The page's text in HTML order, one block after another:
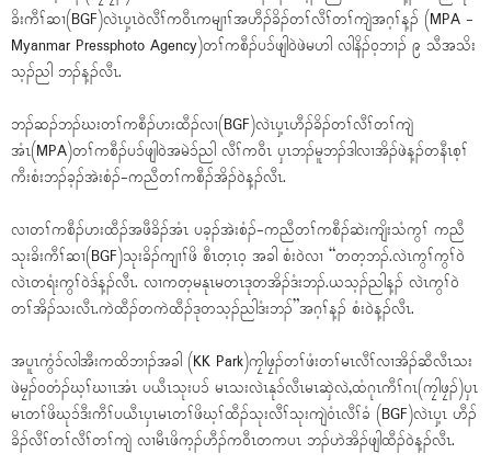
ခိးကီၢ်ဆၢ(BGF)လဲၤပှ့ၤဝဲလီၢ်ကဝီၤကမျၢၢ်အဟီၣ်ခိၣ်တၢ်လီၢ်တၢ်ကျဲအဂ့ၢ်န့ၣ် (MPA -
Myanmar Pressphoto Agency)တၢ်ကစီၣ်ပၥ်ဖျါဝဲဖဲမဟါ လါနိၣ်ဝ့ဘၢၣ် ၉ သီအသိး
သ့ၣ်ညါ ဘၣ်န့ၣ်လီၤ.
ဘၣ်ဆၣ်ဘၣ်ဃးတၢ်ကစီၣ်ဟးထီၣ်လၢ(BGF)လဲၤပှ့ၤဟီၣ်ခိၣ်တၢ်လီၢ်တၢ်ကျဲ
အံၤ(MPA)တၢ်ကစီၣ်ပၥ်ဖျါဝဲအမဲၥ်ညါ လီၢ်ကဝီၤ ပှၤဘၣ်မူဘၣ်ဒါလၢအိၣ်ဖဲန့ၣ်တနီၤစ့ၢ်
ကီးစံးဘၣ်ခ့ၣ်အဲးစံၣ်-ကညီတၢ်ကစီၣ်အိၣ်ဝဲန့ၣ်လီၤ.
လၢတၢ်ကစီၣ်ဟးထီၣ်အဖီခိၣ်အံၤ ပခ့ၣ်အဲးစံၣ်-ကညီတၢ်ကစီၣ်ဆဲးကျိးသံကွၢ် ကညီ
သုးခိးကီၢ်ဆၢ(BGF)သုးခိၣ်ကျၢၢ်ဖိ စီၤတ့ၤဝ့ အခါ စံးဝဲလၢ “တတ့ဘၣ်.လဲၤကွၢ်ကွၢ်ဝဲ
လဲၤတရံးကွၢ်ဝဲဒ်န့ၣ်လီၤ. လၢကတ့မနုၤမတၤဒုတအိၣ်ဒံးဘၣ်.ယသ့ၣ်ညါန့ၣ် လဲၤကွၢ်ဝဲ
တၢ်အိၣ်သးလီၤ.ကဲထီၣ်တကဲထီၣ်ဒုတသ့ၣ်ညါဒံးဘၣ်”အဂ့ၢ်န့ၣ် စံးဝဲန့ၣ်လီၤ.
အပူၤကွံၥ်လါအီးကထိဘၢၣ်အခါ (KK Park)ကၠါဖၠၣ်တၢ်ဖံးတၢ်မၤလီၢ်လၢအိၣ်ဆီလီၤသး
ဖဲမၠၣ်ဝတံၣ်ဃ့ၢ်ဃၢၤအံၤ ပယီၤသုးပၥ် မၤသးလဲၤနုၥ်လီၤမၤဆှဲလဲ,ထံဂုၤကီၢ်ဂၤ(ကၠါဖၠၣ်)ပှၤ
မၤတၢ်ဖိဃုၥ်ဒီးကီၢ်ပယီၤပှၤမၤတၢ်ဖိဃ့ၢ်ထီၣ်သုးလီၢ်သုးကျဲဝံၤလီၢ်ခံ (BGF)လဲၤပှ့ၤ ဟီၣ်
ခိၣ်လီၢ်တၢ်လီၢ်တၢ်ကျဲ လၢမီၤဖိက့ၣ်ဟီၣ်ကဝီၤတကပၤ ဘၣ်ဟဲအိၣ်ဖျါထီၣ်ဝဲန့ၣ်လီၤ.